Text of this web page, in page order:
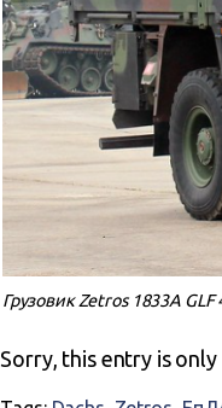
Грузовик Zetros 1833A
Sorry, this entry is only